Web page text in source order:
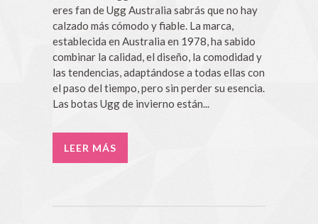
eres fan de Ugg Australia sabrás que no hay
calzado más cómodo y fiable. La marca,
establecida en Australia en 1978, ha sabido
combinar la calidad, el diseño, la comodidad y
las tendencias, adaptándose a todas ellas con
el paso del tiempo, pero sin perder su esencia.
Las botas Ugg de invierno están...
LEER MÁS